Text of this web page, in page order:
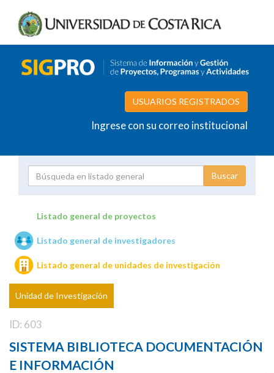
USUARIOS REGISTRADOS
Ingrese con su correo institucional
Unidades de investigación
Listado general de proyectos
Listado general de investigadores
Listado general de unidades de investigación
Unidad de Investigación
ID: 603
SISTEMA BIBLIOTECA DOCUMENTACIÓN
E INFORMACIÓN